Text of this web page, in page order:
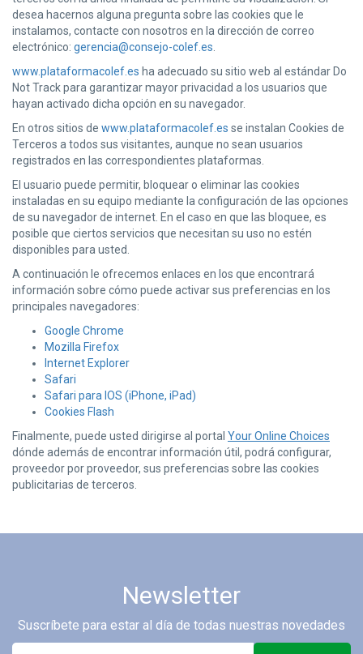
desea hacernos alguna pregunta sobre las cookies que le
instalamos, contacte con nosotros en la dirección de correo
electrónico: gerencia@consejo-colef.es
www.plataformacolef.es ha adecuado su sitio web al estándar Do
Not Track para garantizar mayor privacidad a los usuarios que
hayan activado dicha opción en su navegador.
En otros sitios de www.plataformacolef.es se instalan Cookies de
Terceros a todos sus visitantes, aunque no sean usuarios
registrados en las correspondientes plataformas.
El usuario puede permitir, bloquear o eliminar las cookies
instaladas en su equipo mediante la configuración de las opciones
de su navegador de internet. En el caso en que las bloquee, es
posible que ciertos servicios que necesitan su uso no estén
disponibles para usted.
A continuación le ofrecemos enlaces en los que encontrará
información sobre cómo puede activar sus preferencias en los
principales navegadores:
Google Chrome
Mozilla Firefox
Internet Explorer
Safari
Safari para IOS (iPhone, iPad)
Cookies Flash
Finalmente, puede usted dirigirse al portal Your Online Choices
dónde además de encontrar información útil, podrá configurar,
proveedor por proveedor, sus preferencias sobre las cookies
publicitarias de terceros.
Newsletter
Suscríbete para estar al día de todas nuestras novedades